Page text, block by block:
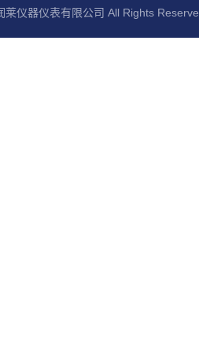
莱仪器仪表有限公司 All Rights